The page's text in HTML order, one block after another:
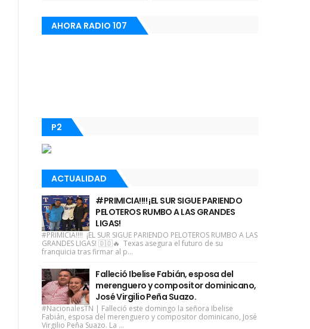
AHORA RADIO 107
P2
ACTUALIDAD
#PRIMICIA!!!! ¡EL SUR SIGUE PARIENDO
PELOTEROS RUMBO A LAS GRANDES
LIGAS!
#PRIMICIA!!!! ¡EL SUR SIGUE PARIENDO PELOTEROS RUMBO A LAS
GRANDES LIGAS! 🇩🇴🔥 Texas asegura el futuro de su
franquicia tras firmar al p...
Falleció Ibelise Fabián, esposa del
merenguero y compositor dominicano,
José Virgilio Peña Suazo.
#NacionalesTN | Falleció este domingo la señora Ibelise
Fabián, esposa del merenguero y compositor dominicano, José
Virgilio Peña Suazo. La ...